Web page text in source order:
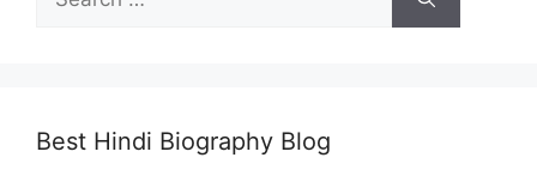
for:
Best Hindi Biography Blog